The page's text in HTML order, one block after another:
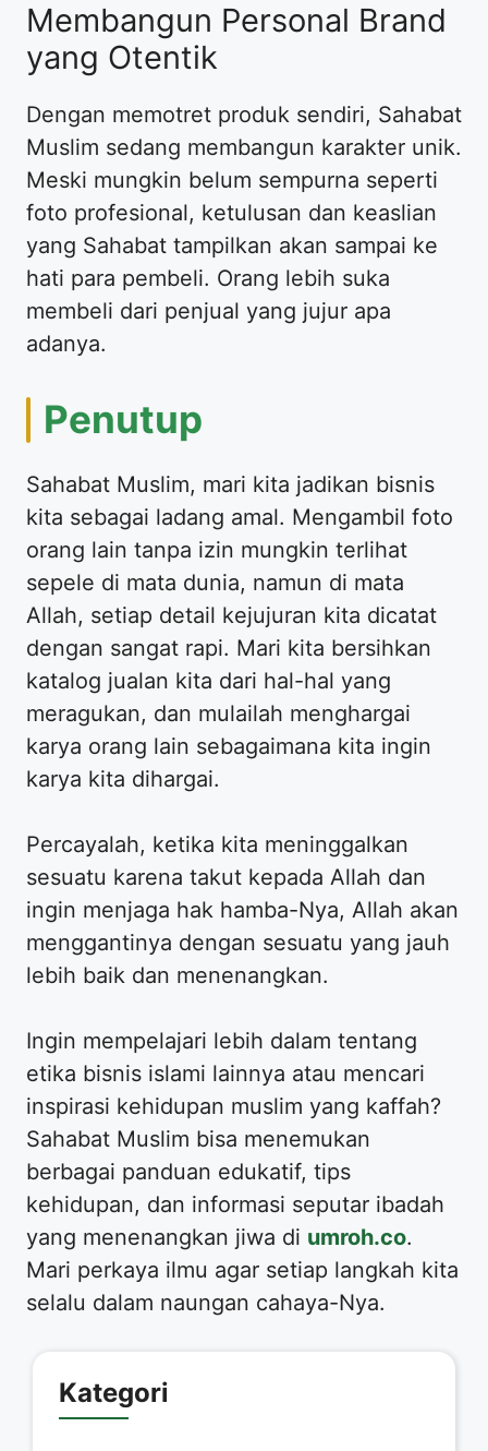
​Membangun Personal Brand
yang Otentik
​Dengan memotret produk sendiri, Sahabat
Muslim sedang membangun karakter unik.
Meski mungkin belum sempurna seperti
foto profesional, ketulusan dan keaslian
yang Sahabat tampilkan akan sampai ke
hati para pembeli. Orang lebih suka
membeli dari penjual yang jujur apa
adanya.
​Penutup
​Sahabat Muslim, mari kita jadikan bisnis
kita sebagai ladang amal. Mengambil foto
orang lain tanpa izin mungkin terlihat
sepele di mata dunia, namun di mata
Allah, setiap detail kejujuran kita dicatat
dengan sangat rapi. Mari kita bersihkan
katalog jualan kita dari hal-hal yang
meragukan, dan mulailah menghargai
karya orang lain sebagaimana kita ingin
karya kita dihargai.
​Percayalah, ketika kita meninggalkan
sesuatu karena takut kepada Allah dan
ingin menjaga hak hamba-Nya, Allah akan
menggantinya dengan sesuatu yang jauh
lebih baik dan menenangkan.
​Ingin mempelajari lebih dalam tentang
etika bisnis islami lainnya atau mencari
inspirasi kehidupan muslim yang kaffah?
Sahabat Muslim bisa menemukan
berbagai panduan edukatif, tips
kehidupan, dan informasi seputar ibadah
yang menenangkan jiwa di umroh.co.
Mari perkaya ilmu agar setiap langkah kita
selalu dalam naungan cahaya-Nya.
Kategori